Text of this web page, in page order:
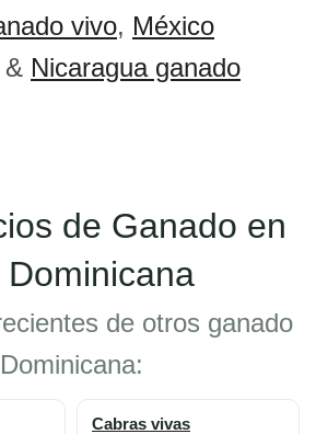
vivo, México
& Nicaragua ganado
de Ganado en
de otros ganado
Cabras vivas